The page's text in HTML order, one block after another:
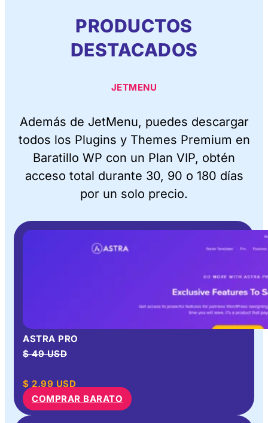
PRODUCTOS
DESTACADOS
JETMENU
Además de JetMenu, puedes descargar
todos los Plugins y Themes Premium en
Baratillo WP con un Plan VIP, obtén
acceso total durante 30, 90 o 180 días
por un solo precio.
ASTRA PRO
$ 49 USD
$ 2.99 USD
COMPRAR BARATO